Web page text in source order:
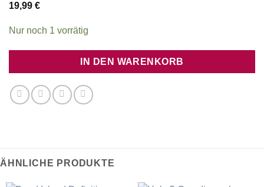
19,99 €
Nur noch 1 vorrätig
IN DEN WARENKORB
ÄHNLICHE PRODUKTE